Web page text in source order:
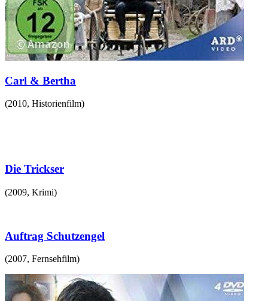
Carl & Bertha
(2010, Historienfilm)
Die Trickser
(2009, Krimi)
Auftrag Schutzengel
(2007, Fernsehfilm)